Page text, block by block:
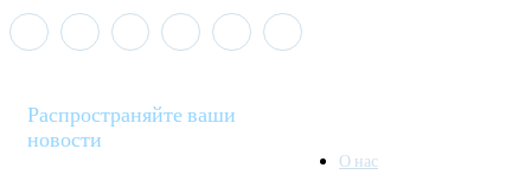
Распространяйте ваши
новости
О нас